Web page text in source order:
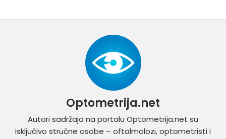
Optometrija.net
Autori sadržaja na portalu Optometrija.net su
isključivo stručne osobe – oftalmolozi, optometristi i